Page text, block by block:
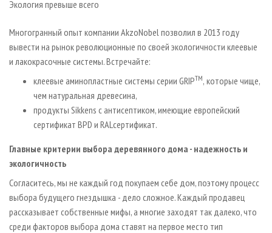
СУШКА ДРЕВЕСИНЫ
ПРОИЗВОДСТВО ДРЕВЕСНЫХ ПЛИТ
ДЕРЕВЯННОЕ ДОМОСТРОЕНИЕ
ПРОИЗВОДСТВО МЕБЕЛИ
БИОЭНЕРГЕТИКА
ЦБП
ИНСТРУМЕНТ И МАТЕРИАЛЫ
ПЕРСОНЫ
МОБИЛЬНЫЕ ВЫСТАВКИ
ОФИЦИАЛЬНЫЕ ДЕЛЕГАЦИИ
ПРИОРИТЕТНЫЕ ИНВЕСТПРОЕКТЫ
ГАЗЕТА ЛЕСПРОМФОРУМ
БИБЛИОТЕКА СПЕЦИАЛИСТА
КОНТАКТЫ
РЕКЛАМА
РЕКЛАМА НА САЙТЕ
Экология превыше всего
Многогранный опыт компании AkzoNobel позволил в 2013 году
вывести на рынок революционные по своей экологичности клеевые
и лакокрасочные системы. Встречайте:
клеевые аминопластные системы серии GRIPTM, которые чище,
чем натуральная древесина,
продукты Sikkens с антисептиком, имеющие европейский
сертификат BPD и RAL­сертификат.
Главные критерии выбора деревянного дома - надежность и
экологичность
Согласитесь, мы не каждый год покупаем себе дом, поэтому процесс
выбора будущего гнездышка - дело сложное. Каждый продавец
рассказывает собственные мифы, а многие заходят так далеко, что
среди факторов выбора дома ставят на первое место тип